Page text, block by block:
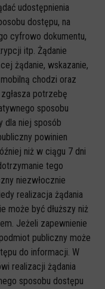
udostępnienia
dostępu, na
cyfrowo dokumentu,
itp. Żądanie
żądanie, wskazanie,
chodzi oraz
potrzebę
sposobu
dla niej sposób
powinien
niż w ciągu 7 dni
tego
niezwłocznie
realizacja żądania
może być dłuższy niż
Jeżeli zapewnienie
publiczny może
do informacji. W
realizacji żądania
sposobu dostępu